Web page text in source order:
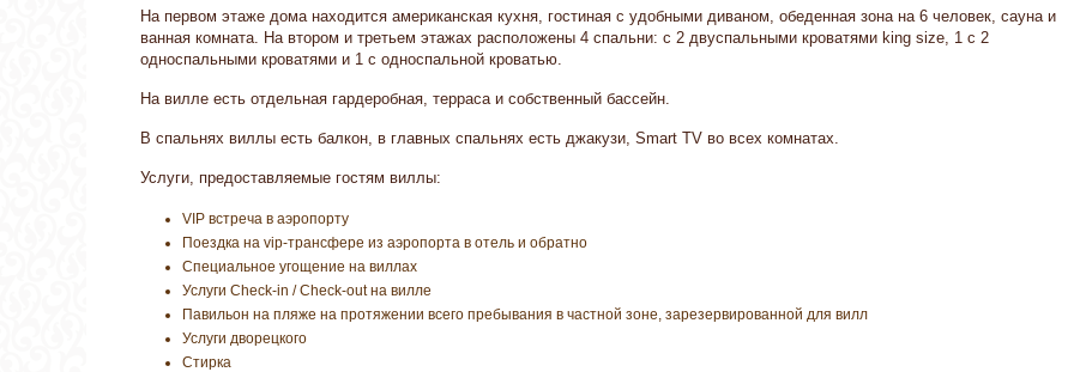
На первом этаже дома находится американская кухня, гостиная с удобными диваном, обеденная зона на 6 человек, сауна и
ванная комната. На втором и третьем этажах расположены 4 спальни: с 2 двуспальными кроватями king size, 1 c 2
односпальными кроватями и 1 с односпальной кроватью.
На вилле есть отдельная гардеробная, терраса и собственный бассейн.
В спальнях виллы есть балкон, в главных спальнях есть джакузи, Smart TV во всех комнатах.
Услуги, предоставляемые гостям виллы:
VIP встреча в аэропорту
Поездка на vip-трансфере из аэропорта в отель и обратно
Специальное угощение нa виллах
Услуги Check-in / Check-out на вилле
Павильон на пляже на протяжении всего пребывания в частной зоне, зарезервированной для вилл
Услуги дворецкого
Стирка